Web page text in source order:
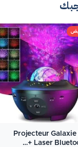
Projecteur Galaxie
Laser